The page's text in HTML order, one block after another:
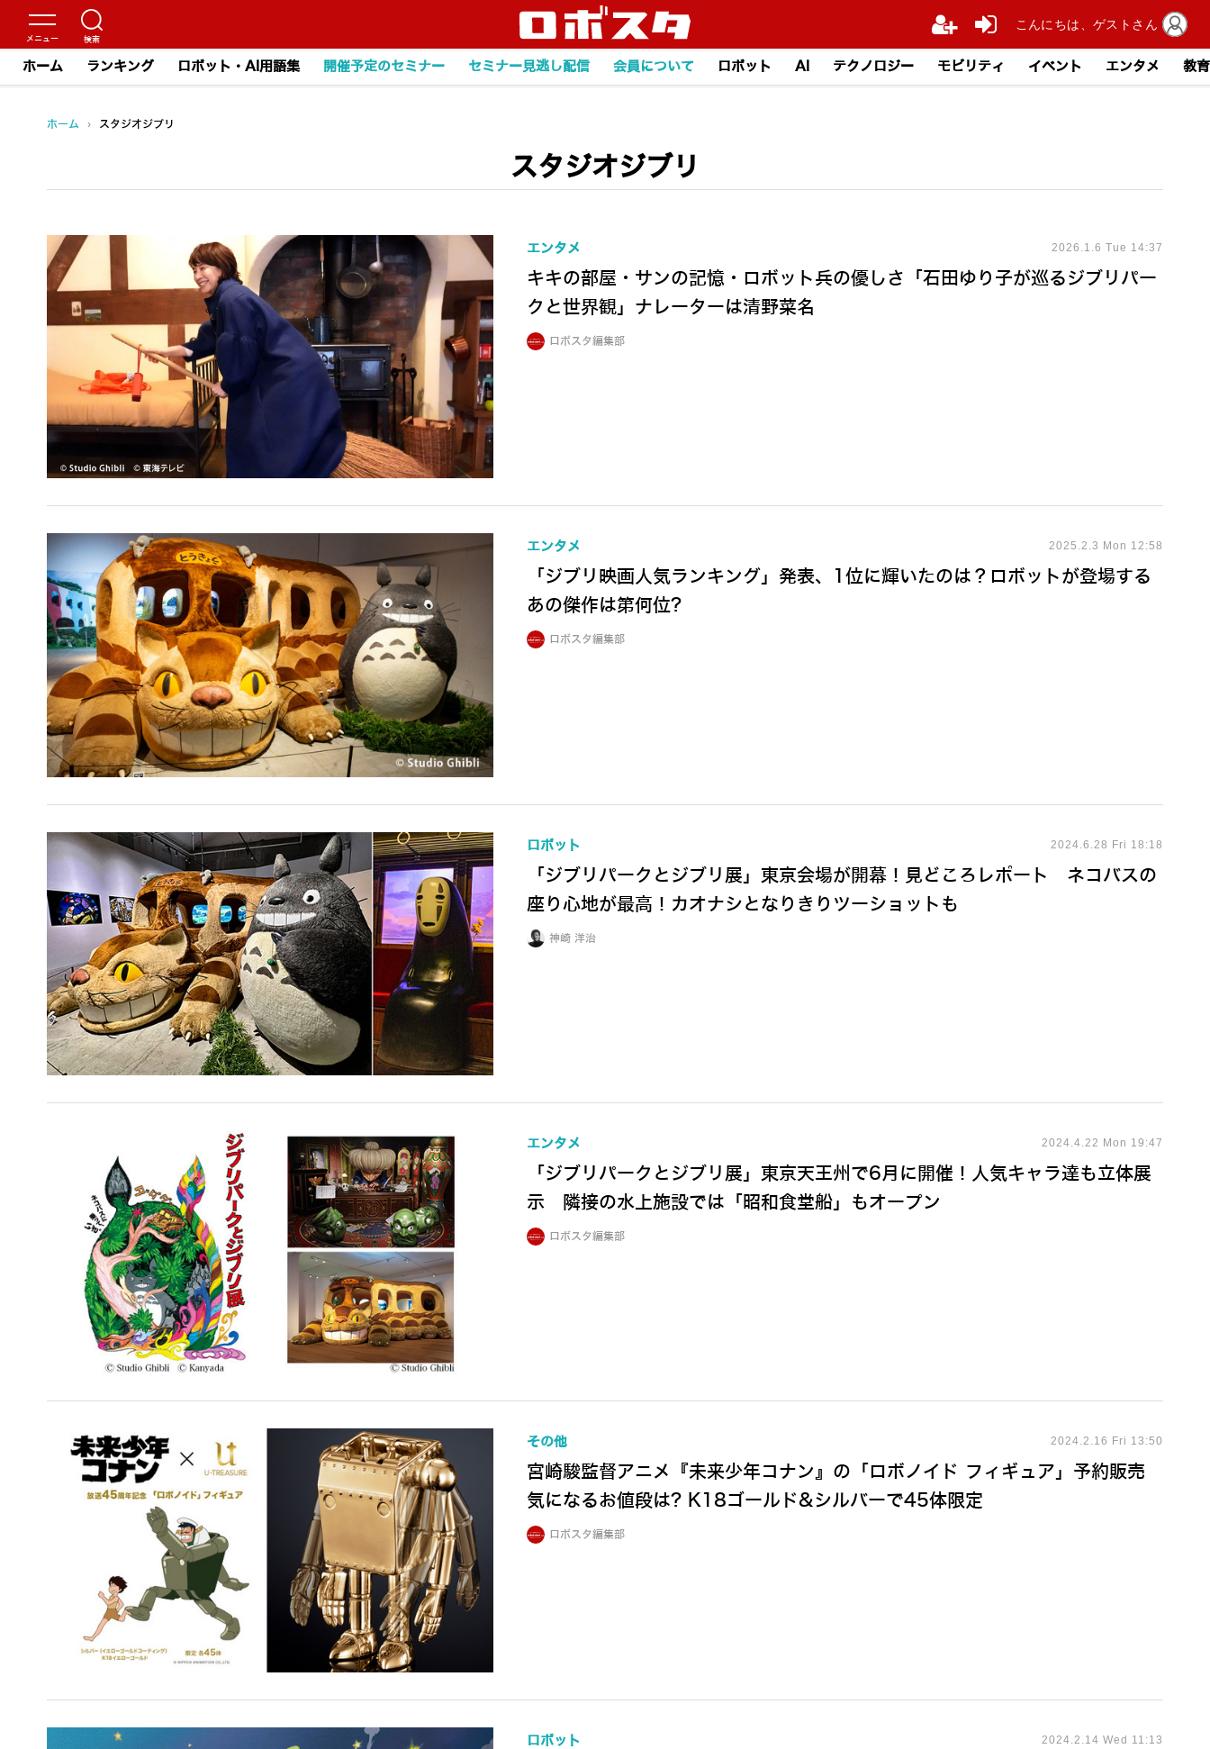
ホーム ランキング ロボット・AI用語集 開催予定のセミナー セミナー見逃し配信 会員について ロボット AI テクノロジー モビリティ イベント エンタメ 教育
ホーム › スタジオジブリ
スタジオジブリ
エンタメ 2026.1.6 Tue 14:37
キキの部屋・サンの記憶・ロボット兵の優しさ「石田ゆり子が巡るジブリパー
クと世界観」ナレーターは清野菜名
ロボスタ編集部
エンタメ 2025.2.3 Mon 12:58
「ジブリ映画人気ランキング」発表、1位に輝いたのは？ロボットが登場する
あの傑作は第何位?
ロボスタ編集部
ロボット 2024.6.28 Fri 18:18
「ジブリパークとジブリ展」東京会場が開幕！見どころレポート ネコバスの
座り心地が最高！カオナシとなりきりツーショットも
神崎 洋治
エンタメ 2024.4.22 Mon 19:47
「ジブリパークとジブリ展」東京天王州で6月に開催！人気キャラ達も立体展
示 隣接の水上施設では「昭和食堂船」もオープン
ロボスタ編集部
その他 2024.2.16 Fri 13:50
宮崎駿監督アニメ『未来少年コナン』の「ロボノイド フィギュア」予約販売
気になるお値段は? K18ゴールド&シルバーで45体限定
ロボスタ編集部
ロボット 2024.2.14 Wed 11:13
こんにちは、ゲストさん